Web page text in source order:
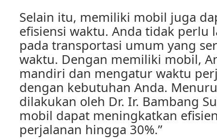
Selain itu, memiliki mobil juga
efisiensi waktu. Anda tidak perlu
pada transportasi umum yang
waktu. Dengan memiliki mobil,
mandiri dan mengatur waktu
dengan kebutuhan Anda.
dilakukan oleh Dr. Ir. Bambang
mobil dapat meningkatkan
perjalanan hingga 30%.”